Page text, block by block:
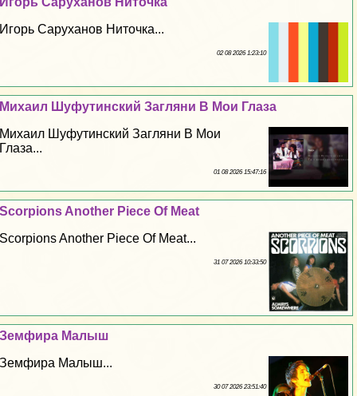
Игорь Саруханов Ниточка...
02 08 2026 1:23:10
Михаил Шуфутинский Загляни В Мои Глаза
Михаил Шуфутинский Загляни В Мои
Глаза...
01 08 2026 15:47:16
Scorpions Another Piece Of Meat
Scorpions Another Piece Of Meat...
31 07 2026 10:33:50
Земфира Малыш
Земфира Малыш...
30 07 2026 23:51:40